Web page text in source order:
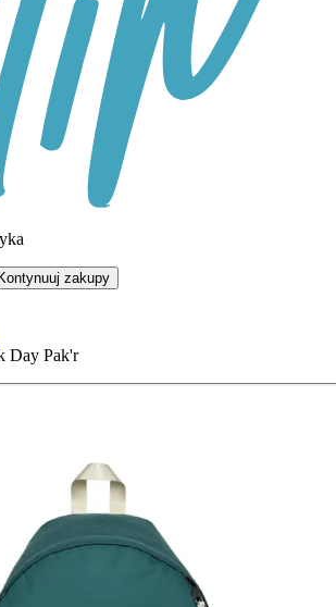
Kontynuuj zakupy
Day Pak'r